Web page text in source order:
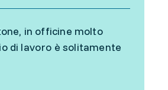
in officine molto
di lavoro è solitamente